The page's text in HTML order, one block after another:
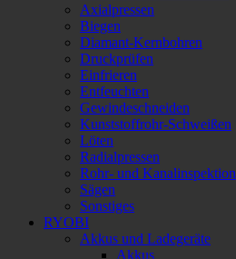
Axialpressen
Biegen
Diamant-Kernbohren
Druckprüfen
Einfrieren
Entfeuchten
Gewindeschneiden
Kunststoffrohr-Schweißen
Löten
Radialpressen
Rohr- und Kanalinspektion
Sägen
Sonstiges
RYOBI
Akkus und Ladegeräte
Akkus